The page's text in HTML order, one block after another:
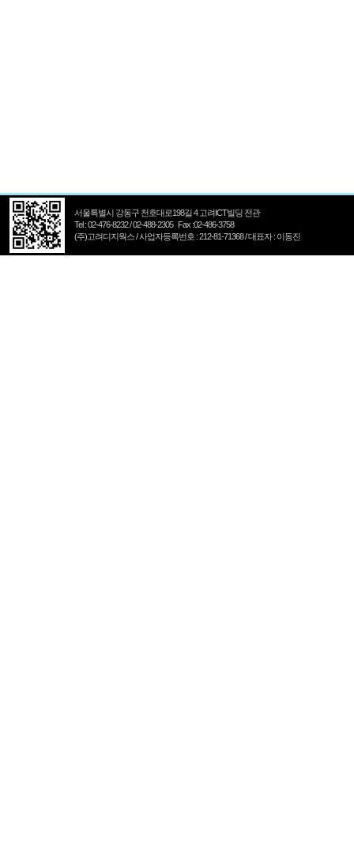
서울특별시 강동구 천호대로198길 4 고려ICT빌딩 전관
Tel : 02-476-8232 / 02-488-2305 Fax :02-486-3758
(주)고려디지웍스 / 사업자등록번호 : 212-81-71368 / 대표자 : 이동진